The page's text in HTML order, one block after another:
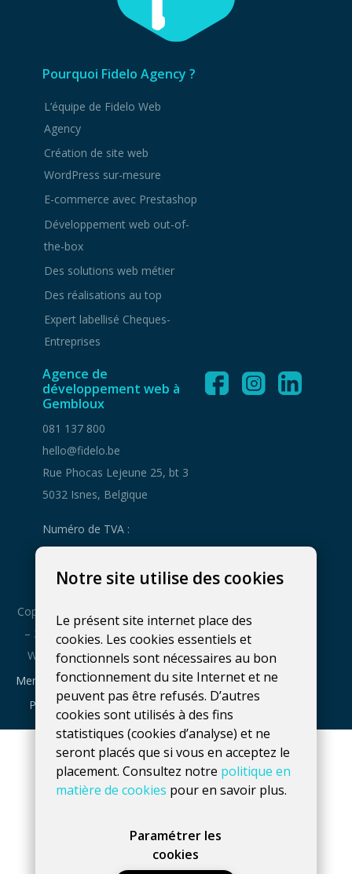
Pourquoi Fidelo Agency ?
L’équipe de Fidelo Web
Agency
Création de site web
WordPress sur-mesure
E-commerce avec Prestashop
Développement web out-of-
the-box
Des solutions web métier
Des réalisations au top
Expert labellisé Cheques-
Entreprises
Agence de
développement web à
Gembloux
081 137 800
hello@fidelo.be
Rue Phocas Lejeune 25, bt 3
5032 Isnes, Belgique
Numéro de TVA :
BE0660739056
Copyright : 2016
– 2026 Fidelo
Web Agency
Mentions légales
Plan du site
Notre site utilise des cookies
Le présent site internet place des
cookies. Les cookies essentiels et
fonctionnels sont nécessaires au bon
fonctionnement du site Internet et ne
peuvent pas être refusés. D’autres
cookies sont utilisés à des fins
statistiques (cookies d’analyse) et ne
seront placés que si vous en acceptez le
placement. Consultez notre politique en
matière de cookies pour en savoir plus.
Paramétrer les
cookies